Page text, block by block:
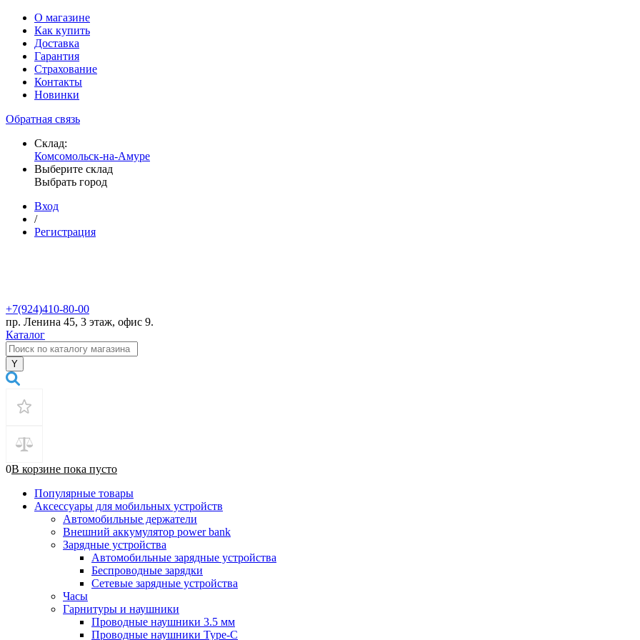
О магазине
Как купить
Доставка
Гарантия
Страхование
Контакты
Новинки
Обратная связь
Склад:
Комсомольск-на-Амуре
Выберите склад
Выбрать город
Вход
/
Регистрация
+7(924)410-80-00
пр. Ленина 45, 3 этаж, офис 9.
Каталог
0В корзине пока пусто
Популярные товары
Аксессуары для мобильных устройств
Автомобильные держатели
Внешний аккумулятор power bank
Зарядные устройства
Автомобильные зарядные устройства
Беспроводные зарядки
Сетевые зарядные устройства
Часы
Гарнитуры и наушники
Проводные наушники 3.5 мм
Проводные наушники Type-C